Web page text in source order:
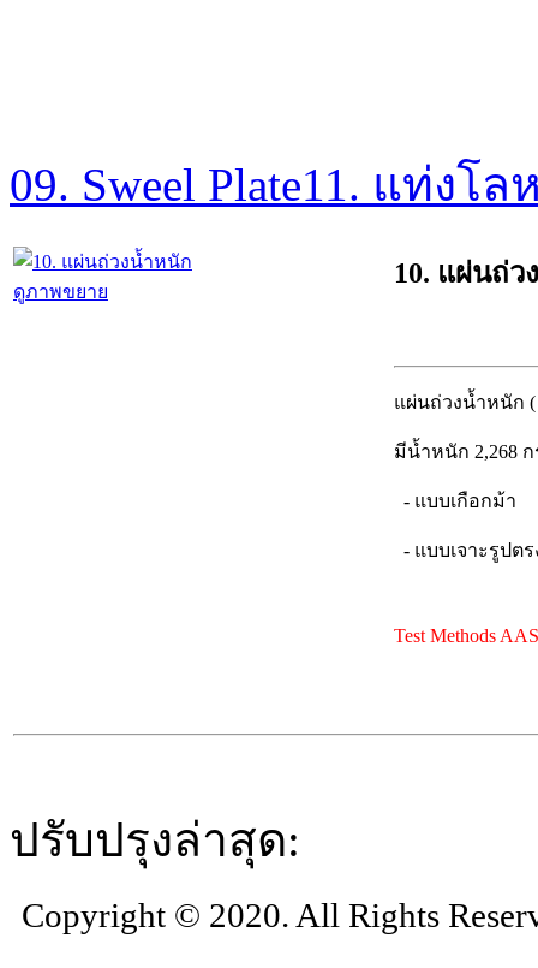
09. Sweel Plate11. แท่งโล
ดูภาพขยาย
10. แผ่นถ่ว
แผ่นถ่วงน้ำหนัก (
มีน้ำหนัก 2,268
- แบบเกือกม้า
- แบบเจาะรูปต
Test Methods
ปรับปรุงล่าสุด:
Copyright © 2020. All Rights